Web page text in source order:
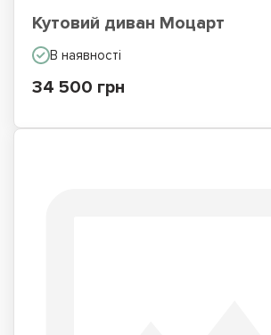
Кутовий диван Моцарт
В наявності
34 500 грн